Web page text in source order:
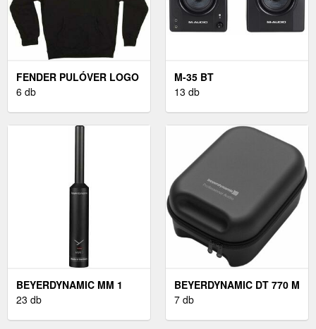
FENDER PULÓVER LOGO
BLACK M
6 db
M-35 BT
13 db
BEYERDYNAMIC MM 1
23 db
BEYERDYNAMIC DT 770 M
7 db